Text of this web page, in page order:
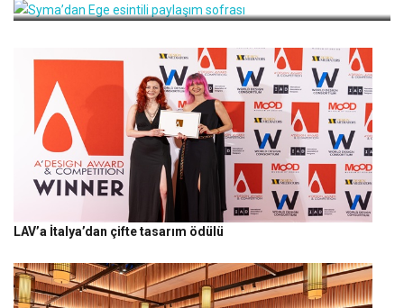
LAV’a İtalya’dan çifte tasarım ödülü